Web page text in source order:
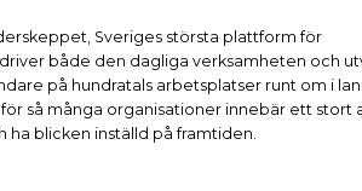
Sveriges största plattform för
både den dagliga verksamheten och
på hundratals arbetsplatser runt om i
så många organisationer innebär ett stort
ha blicken inställd på framtiden.